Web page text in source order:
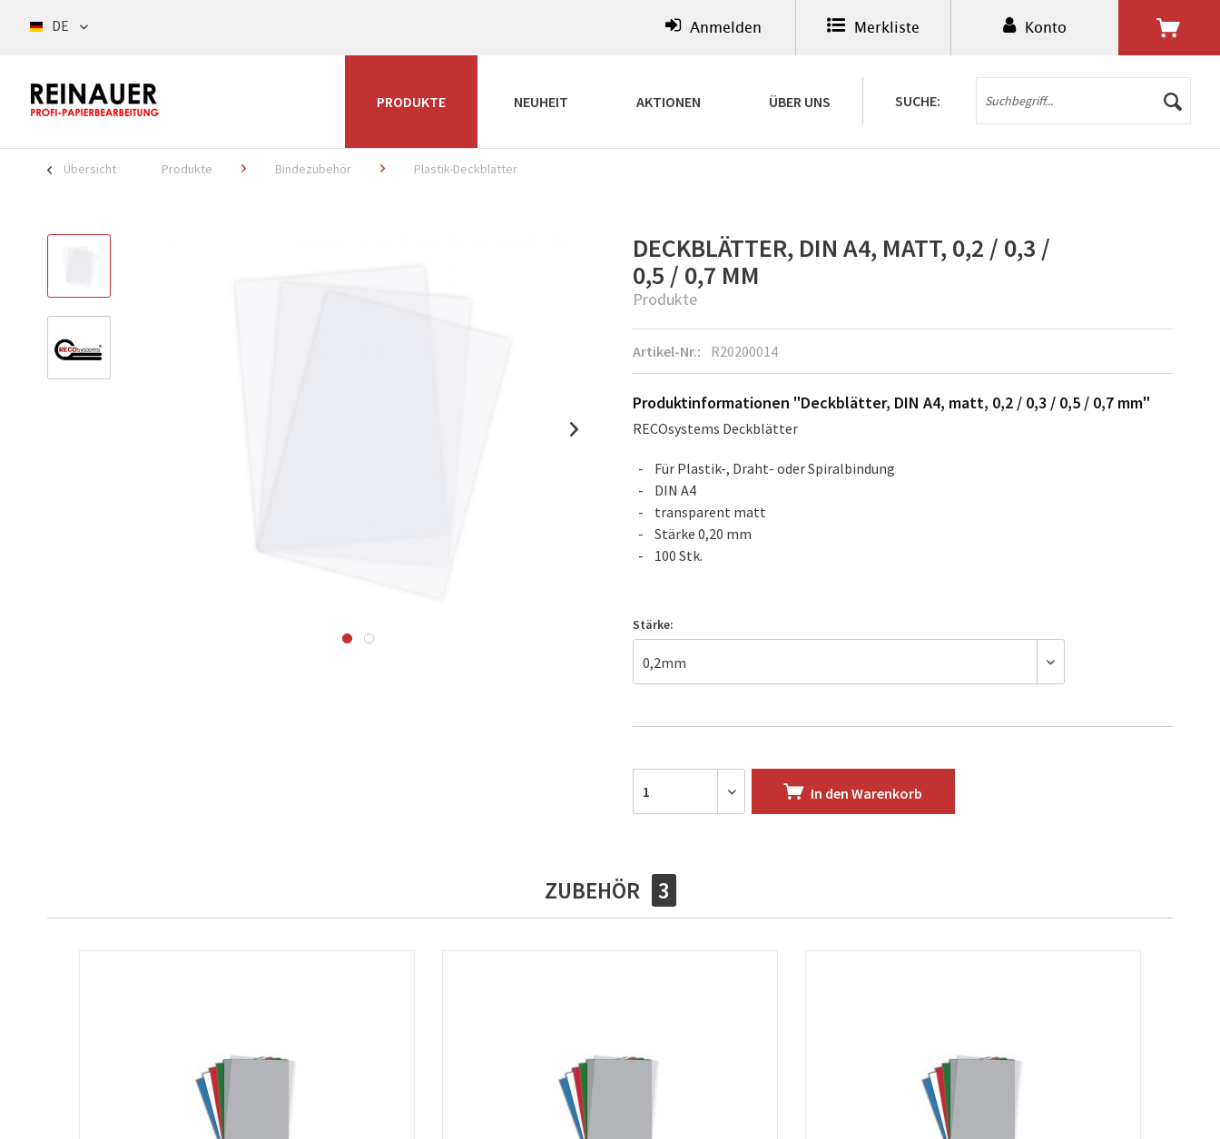
DE Anmelden Merkliste Konto 0,00 € *
SUCHE:
PRODUKTE NEUHEIT AKTIONEN ÜBER UNS
Übersicht Produkte Bindezubehör Plastik-Deckblätter
DECKBLÄTTER, DIN A4, MATT, 0,2 / 0,3 /
0,5 / 0,7 MM
Produkte
Artikel-Nr.: R20200014
Produktinformationen "Deckblätter, DIN A4, matt, 0,2 / 0,3 / 0,5 / 0,7 mm"
RECOsystems Deckblätter
Für Plastik-, Draht- oder Spiralbindung
DIN A4
transparent matt
Stärke 0,20 mm
100 Stk.
Stärke:
In den Warenkorb
ZUBEHÖR 3